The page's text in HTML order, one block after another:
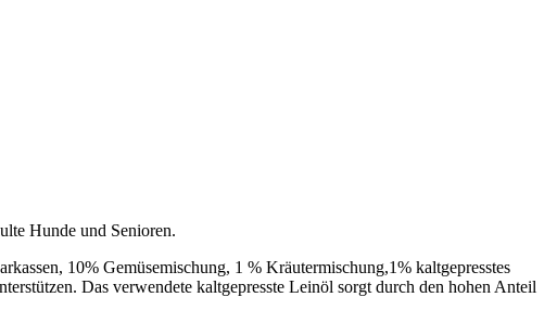
Hunde und Senioren.
10% Gemüsemischung, 1 % Kräutermischung,1% kaltgepresstes
Das verwendete kaltgepresste Leinöl sorgt durch den hohen Anteil